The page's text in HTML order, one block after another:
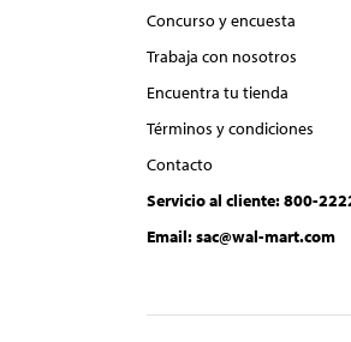
Concurso y encuesta
Trabaja con nosotros
Encuentra tu tienda
Términos y condiciones
Contacto
Servicio al cliente: 800-
Email: sac@wal-mart.com